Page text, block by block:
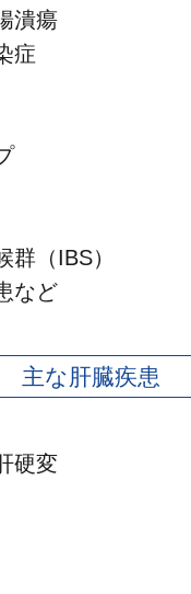
潰瘍
症
群（IBS）
など
主な肝臓疾患
硬変